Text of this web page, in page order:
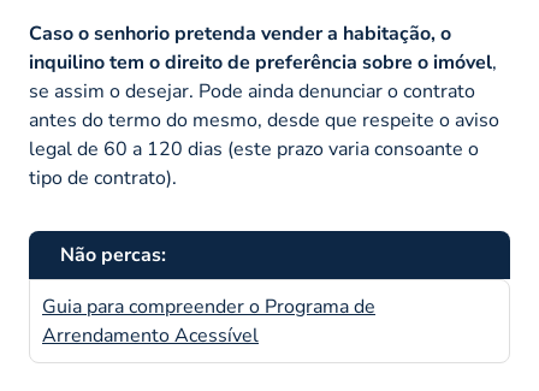
Caso o senhorio pretenda vender a habitação, o
inquilino tem o direito de preferência sobre o imóvel,
se assim o desejar. Pode ainda denunciar o contrato
antes do termo do mesmo, desde que respeite o aviso
legal de 60 a 120 dias (este prazo varia consoante o
tipo de contrato).
Não percas:
Guia para compreender o Programa de
Arrendamento Acessível